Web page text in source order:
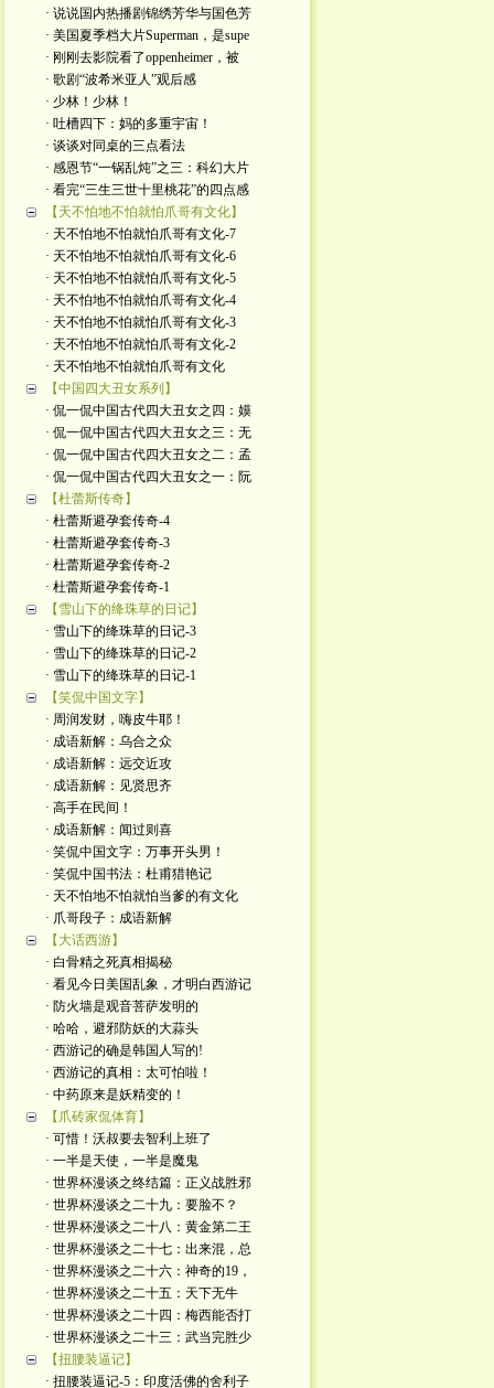
· 说说国内热播剧锦绣芳华与国色芳
· 美国夏季档大片Superman，是supe
· 刚刚去影院看了oppenheimer，被
· 歌剧“波希米亚人”观后感
· 少林！少林！
· 吐槽四下：妈的多重宇宙！
· 谈谈对同桌的三点看法
· 感恩节“一锅乱炖”之三：科幻大片
· 看完“三生三世十里桃花”的四点感
【天不怕地不怕就怕爪哥有文化】
· 天不怕地不怕就怕爪哥有文化-7
· 天不怕地不怕就怕爪哥有文化-6
· 天不怕地不怕就怕爪哥有文化-5
· 天不怕地不怕就怕爪哥有文化-4
· 天不怕地不怕就怕爪哥有文化-3
· 天不怕地不怕就怕爪哥有文化-2
· 天不怕地不怕就怕爪哥有文化
【中国四大丑女系列】
· 侃一侃中国古代四大丑女之四：嫫
· 侃一侃中国古代四大丑女之三：无
· 侃一侃中国古代四大丑女之二：孟
· 侃一侃中国古代四大丑女之一：阮
【杜蕾斯传奇】
· 杜蕾斯避孕套传奇-4
· 杜蕾斯避孕套传奇-3
· 杜蕾斯避孕套传奇-2
· 杜蕾斯避孕套传奇-1
【雪山下的绛珠草的日记】
· 雪山下的绛珠草的日记-3
· 雪山下的绛珠草的日记-2
· 雪山下的绛珠草的日记-1
【笑侃中国文字】
· 周润发财，嗨皮牛耶！
· 成语新解：乌合之众
· 成语新解：远交近攻
· 成语新解：见贤思齐
· 高手在民间！
· 成语新解：闻过则喜
· 笑侃中国文字：万事开头男！
· 笑侃中国书法：杜甫猎艳记
· 天不怕地不怕就怕当爹的有文化
· 爪哥段子：成语新解
【大话西游】
· 白骨精之死真相揭秘
· 看见今日美国乱象，才明白西游记
· 防火墙是观音菩萨发明的
· 哈哈，避邪防妖的大蒜头
· 西游记的确是韩国人写的!
· 西游记的真相：太可怕啦！
· 中药原来是妖精变的！
【爪砖家侃体育】
· 可惜！沃叔要去智利上班了
· 一半是天使，一半是魔鬼
· 世界杯漫谈之终结篇：正义战胜邪
· 世界杯漫谈之二十九：要脸不？
· 世界杯漫谈之二十八：黄金第二王
· 世界杯漫谈之二十七：出来混，总
· 世界杯漫谈之二十六：神奇的19，
· 世界杯漫谈之二十五：天下无牛
· 世界杯漫谈之二十四：梅西能否打
· 世界杯漫谈之二十三：武当完胜少
【扭腰装逼记】
· 扭腰装逼记-5：印度活佛的舍利子